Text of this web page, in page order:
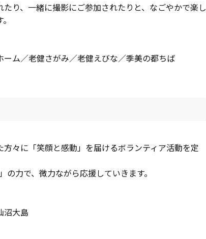
り、一緒に撮影にご参加されたりと、なごやかで楽し
ーム／老健さがみ／老健えびな／季美の都ちば
々に「笑顔と感動」を届けるボランティア活動を定
」の力で、微力ながら応援していきます。
沼大島